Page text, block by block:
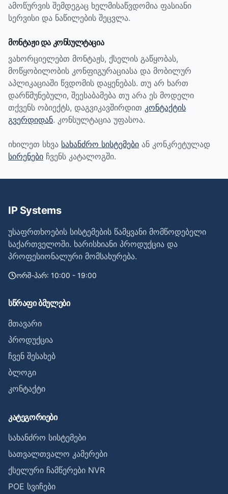
ამოწურვის შემდეგაც ხელმისაწვდომია ფასიანი
სერვისი და ნაწილების შეცვლა.
მონტაჟი და კონსულტაცია
ვახორციელებთ მონტაჟს, ქსელის გაწყობას,
მოწყობილობის კონფიგურაციასა და მობილურ
აპლიკაციაში წვდომის დაყენებას. თუ არ ხართ
დარწმუნებული, შეესაბამება თუ არა ეს მოდელი
თქვენს ობიექტს, დაგვიკავშირდით კონტაქტის
გვერდიდან. კონსულტაცია უფასოა.
იხილეთ სხვა სახანძრო სისტემები ან კონკრეტულად
სირენები ჩვენს კატალოგში.
IP Systems
უსაფრთხოების სისტემების წამყვანი მომწოდებელი
საქართველოში. ხარისხიანი პროდუქცია და
პროფესიონალური მომსახურება.
ორშ-პარ: 10:00 - 19:00
სწრაფი ბმულები
მთავარი
პროდუქცია
ჩვენ შესახებ
ბლოგი
კონტაქტი
კატეგორიები
სახანძრო სისტემები
სათვალთვალო კამერები
ქსელური ჩამწერები NVR
POE სვიჩები